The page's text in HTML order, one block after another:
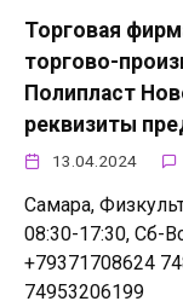
Торговая
торгово-
Полипласт
реквизиты
13.04.2024
Самара,
08:30-17:30, Сб-
+79371708624
74953206199